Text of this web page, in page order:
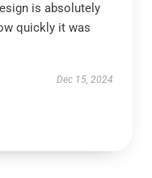
is absolutely
quickly it was
Dec 15, 2024